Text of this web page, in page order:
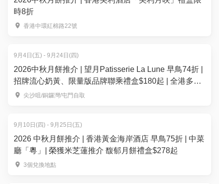
時8折
香港中環紅棉路22號
9月4日(五) - 9月24日(四)
2026中秋月餅推介 | 望月Patisserie La Lune 早鳥74折 |
招牌流心奶黃、限量版品牌聯乘禮盒$180起 | 全港多區
便利換領
尖沙咀/銅鑼灣/屯門自取
9月10日(四) - 9月25日(五)
2026 中秋月餅推介 | 香港黃金海岸酒店 早鳥75折 | 中菜
廳「粵」| 榮獲米芝蓮推介 馥郁月餅禮盒$278起
3個兌換地點